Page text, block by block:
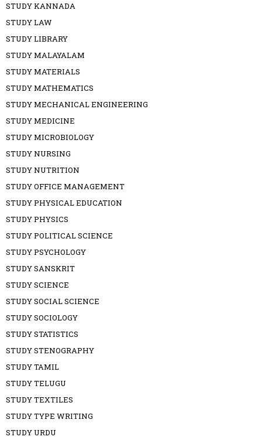
STUDY KANNADA
STUDY LAW
STUDY LIBRARY
STUDY MALAYALAM
STUDY MATERIALS
STUDY MATHEMATICS
STUDY MECHANICAL ENGINEERING
STUDY MEDICINE
STUDY MICROBIOLOGY
STUDY NURSING
STUDY NUTRITION
STUDY OFFICE MANAGEMENT
STUDY PHYSICAL EDUCATION
STUDY PHYSICS
STUDY POLITICAL SCIENCE
STUDY PSYCHOLOGY
STUDY SANSKRIT
STUDY SCIENCE
STUDY SOCIAL SCIENCE
STUDY SOCIOLOGY
STUDY STATISTICS
STUDY STENOGRAPHY
STUDY TAMIL
STUDY TELUGU
STUDY TEXTILES
STUDY TYPE WRITING
STUDY URDU